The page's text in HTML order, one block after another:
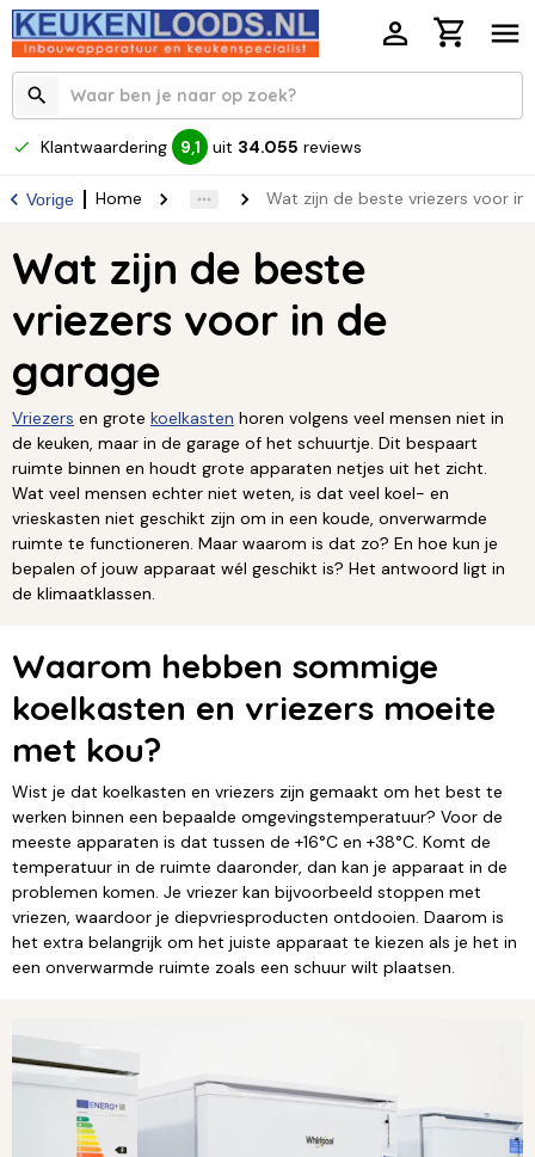
Klantwaardering 9,1 uit 34.055 reviews
Vorige Home Wat zijn de beste vriezers voor in
Wat zijn de beste
vriezers voor in de
garage
Vriezers en grote koelkasten horen volgens veel mensen niet in
de keuken, maar in de garage of het schuurtje. Dit bespaart
ruimte binnen en houdt grote apparaten netjes uit het zicht.
Wat veel mensen echter niet weten, is dat veel koel- en
vrieskasten niet geschikt zijn om in een koude, onverwarmde
ruimte te functioneren. Maar waarom is dat zo? En hoe kun je
bepalen of jouw apparaat wél geschikt is? Het antwoord ligt in
de klimaatklassen.
Waarom hebben sommige
koelkasten en vriezers moeite
met kou?
Wist je dat koelkasten en vriezers zijn gemaakt om het best te
werken binnen een bepaalde omgevingstemperatuur? Voor de
meeste apparaten is dat tussen de +16°C en +38°C. Komt de
temperatuur in de ruimte daaronder, dan kan je apparaat in de
problemen komen. Je vriezer kan bijvoorbeeld stoppen met
vriezen, waardoor je diepvriesproducten ontdooien. Daarom is
het extra belangrijk om het juiste apparaat te kiezen als je het in
een onverwarmde ruimte zoals een schuur wilt plaatsen.